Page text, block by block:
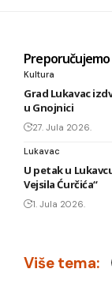
Preporučujemo
Kultura
Grad Lukavac
u Gnojnici
27. Jula 2026.
Lukavac
U petak u
Vejsila Ćurčića“
1. Jula 2026.
Više tema: